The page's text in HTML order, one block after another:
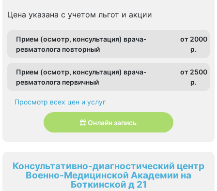
Цена указана с учетом льгот и акции
Прием (осмотр, консультация) врача-
ревматолога повторный
от 2000
p.
Прием (осмотр, консультация) врача-
ревматолога первичный
от 2500
p.
Просмотр всех цен и услуг
Онлайн запись
Консультативно-диагностический центр
Военно-Медицинской Академии на
Боткинской д 21